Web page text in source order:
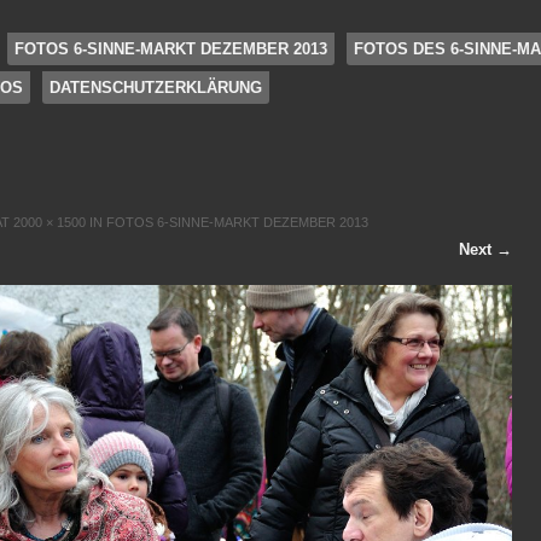
FOTOS 6-SINNE-MARKT DEZEMBER 2013 FOTOS DES 6-SINNE-
DATENSCHUTZERKLÄRUNG
2000 × 1500 IN FOTOS 6-SINNE-MARKT DEZEMBER 2013
Next →